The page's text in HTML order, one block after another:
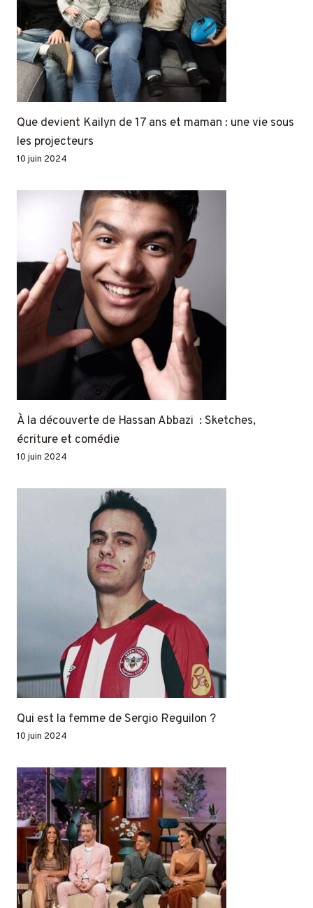
Que devient Kailyn de 17 ans et maman : une vie sous
les projecteurs
10 juin 2024
À la découverte de Hassan Abbazi : Sketches,
écriture et comédie
10 juin 2024
Qui est la femme de Sergio Reguilon ?
10 juin 2024